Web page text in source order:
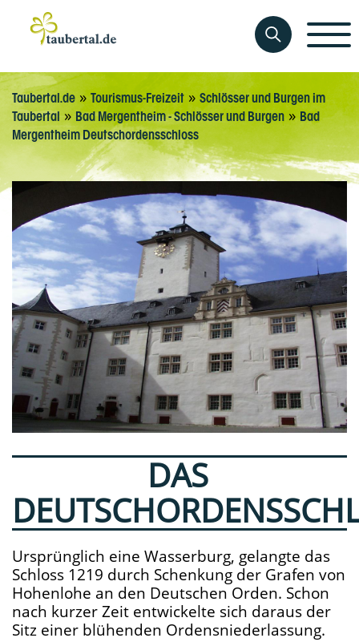
Taubertal.de »Tourismus-Freizeit » Schlösser und Burgen im
Taubertal » Bad Mergentheim - Schlösser und Burgen» Bad
Mergentheim Deutschordensschloss
DAS
Ursprünglich eine Wasserburg, gelangte das
Schloss 1219 durch Schenkung der Grafen von
Hohenlohe an den Deutschen Orden. Schon
nach kurzer Zeit entwickelte sich daraus der
Sitz einer blühenden Ordensniederlassung.